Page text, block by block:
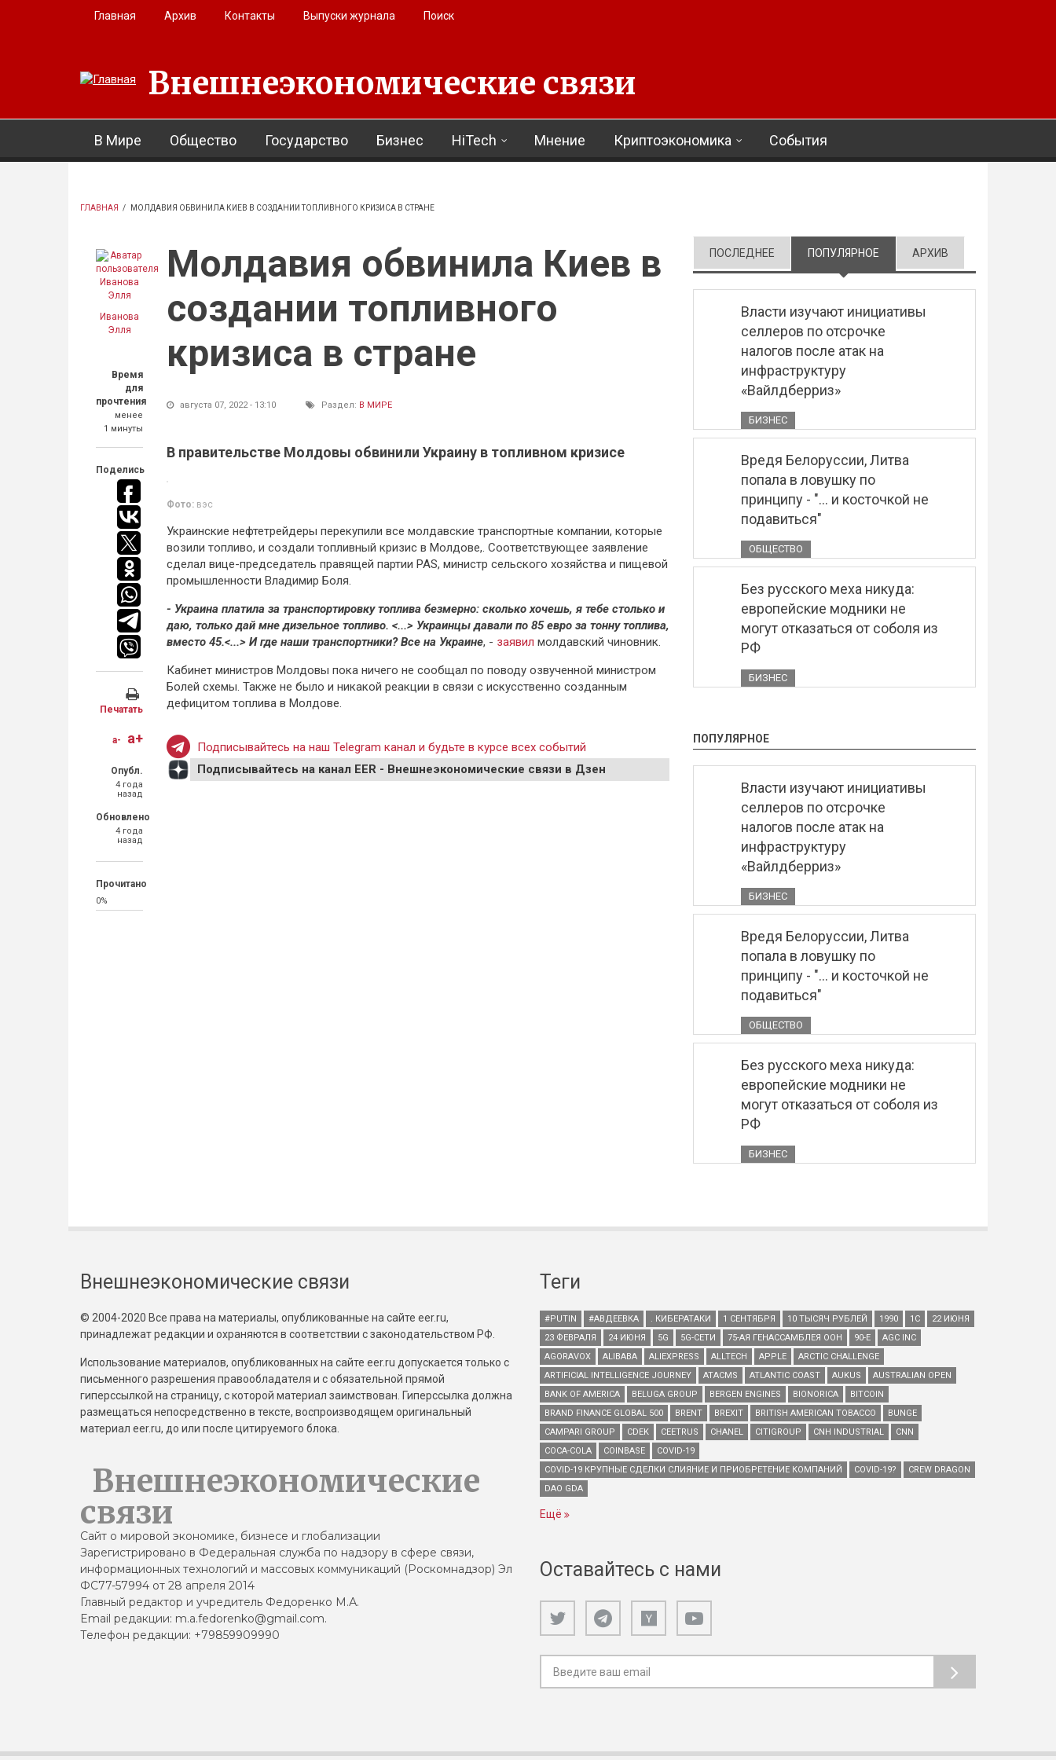
Перейти к основному содержанию
Главная Архив Контакты Выпуски журнала Поиск
Внешнеэкономические связи
В Мире Общество Государство Бизнес HiTech Мнение Криптоэкономика События
ГЛАВНАЯ / МОЛДАВИЯ ОБВИНИЛА КИЕВ В СОЗДАНИИ ТОПЛИВНОГО КРИЗИСА В СТРАНЕ
Иванова
Элля
Время
для
прочтения
менее
1 минуты
Поделись
Печатать
a- a+
Опубл.
4 года
назад
Обновлено
4 года
назад
Прочитано
0%
Молдавия обвинила Киев в
создании топливного
кризиса в стране
августа 07, 2022 - 13:10 Раздел: В МИРЕ
В правительстве Молдовы обвинили Украину в топливном кризисе
Фото: вэс
Украинские нефтетрейдеры перекупили все молдавские транспортные компании, которые
возили топливо, и создали топливный кризис в Молдове,. Соответствующее заявление
сделал вице-председатель правящей партии PAS, министр сельского хозяйства и пищевой
промышленности Владимир Боля.
- Украина платила за транспортировку топлива безмерно: сколько хочешь, я тебе столько и
даю, только дай мне дизельное топливо. <...> Украинцы давали по 85 евро за тонну топлива,
вместо 45.<...> И где наши транспортники? Все на Украине, - заявил молдавский чиновник.
Кабинет министров Молдовы пока ничего не сообщал по поводу озвученной министром
Болей схемы. Также не было и никакой реакции в связи с искусственно созданным
дефицитом топлива в Молдове.
Подписывайтесь на наш Telegram канал и будьте в курсе всех событий
Подписывайтесь на канал EER - Внешнеэкономические связи в Дзен
ПОСЛЕДНЕЕ ПОПУЛЯРНОЕ (АКТИВНАЯ ВКЛАДКА)
АРХИВ
Власти изучают инициативы
селлеров по отсрочке
налогов после атак на
инфраструктуру
«Вайлдберриз»
БИЗНЕС
Вредя Белоруссии, Литва
попала в ловушку по
принципу - "... и косточкой не
подавиться"
ОБЩЕСТВО
Без русского меха никуда:
европейские модники не
могут отказаться от соболя из
РФ
БИЗНЕС
ПОПУЛЯРНОЕ
Власти изучают инициативы
селлеров по отсрочке
налогов после атак на
инфраструктуру
«Вайлдберриз»
БИЗНЕС
Вредя Белоруссии, Литва
попала в ловушку по
принципу - "... и косточкой не
подавиться"
ОБЩЕСТВО
Без русского меха никуда:
европейские модники не
могут отказаться от соболя из
РФ
БИЗНЕС
Внешнеэкономические связи
© 2004-2020 Все права на материалы, опубликованные на сайте eer.ru,
принадлежат редакции и охраняются в соответствии с законодательством РФ.
Использование материалов, опубликованных на сайте eer.ru допускается только с
письменного разрешения правообладателя и с обязательной прямой
гиперссылкой на страницу, с которой материал заимствован. Гиперссылка должна
размещаться непосредственно в тексте, воспроизводящем оригинальный
материал eer.ru, до или после цитируемого блока.
Внешнеэкономические
связи
Сайт о мировой экономике, бизнесе и глобализации
Зарегистрировано в Федеральная служба по надзору в сфере связи,
информационных технологий и массовых коммуникаций (Роскомнадзор) Эл
ФС77-57994 от 28 апреля 2014
Главный редактор и учредитель Федоренко М.А.
Email редакции: m.a.fedorenko@gmail.com.
Телефон редакции: +79859909990
Теги
#PUTIN #АВДЕЕВКА . КИБЕРАТАКИ 1 СЕНТЯБРЯ 10 ТЫСЯЧ РУБЛЕЙ 1990 1С
22 ИЮНЯ
23 ФЕВРАЛЯ
24 ИЮНЯ 5G 5G-СЕТИ 75-АЯ ГЕНАССАМБЛЕЯ ООН 90-Е
AGC INC
AGORAVOX
ALIBABA ALIEXPRESS ALLTECH APPLE
ARCTIC CHALLENGE
ARTIFICIAL INTELLIGENCE JOURNEY
ATACMS ATLANTIC COAST AUKUS
AUSTRALIAN OPEN
BANK OF AMERICA
BELUGA GROUP BERGEN ENGINES BIONORICA
BITCOIN
BRAND FINANCE GLOBAL 500
BRENT BREXIT BRITISH AMERICAN TOBACCO
BUNGE
CAMPARI GROUP
CDEK CEETRUS CHANEL CITIGROUP CNH INDUSTRIAL
CNN
COCA-COLA
COINBASE
COVID-19
COVID-19 КРУПНЫЕ СДЕЛКИ СЛИЯНИЕ И ПРИОБРЕТЕНИЕ КОМПАНИЙ
COVID-19?
CREW DRAGON
DAO GDA
Ещё
Оставайтесь с нами